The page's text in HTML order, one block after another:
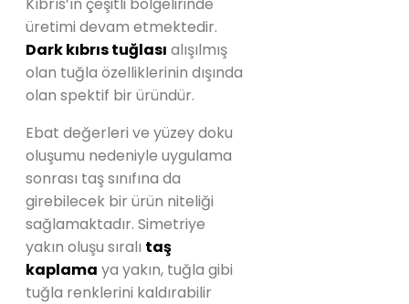
üretimi devam etmektedir.
Dark kıbrıs tuğlası alışılmış
olan tuğla özelliklerinin dışında
olan spektif bir üründür.
Ebat değerleri ve yüzey doku
oluşumu nedeniyle uygulama
sonrası taş sınıfına da
girebilecek bir ürün niteliği
sağlamaktadır. Simetriye
yakın oluşu sıralı taş
kaplama ya yakın, tuğla gibi
tuğla renklerini kaldırabilir